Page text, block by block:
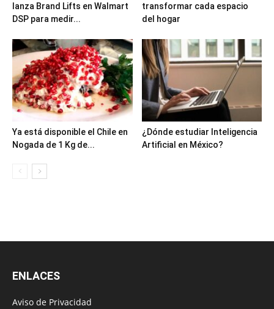
lanza Brand Lifts en Walmart
DSP para medir...
transformar cada espacio
del hogar
Ya está disponible el Chile en
Nogada de 1 Kg de...
¿Dónde estudiar Inteligencia
Artificial en México?
ENLACES
Aviso de Privacidad